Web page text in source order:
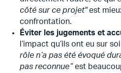
côté sur ce projet"est
confrontation.
Éviter les jugements et
l’impact qu’ils ont eu sur
rôle n’a pas été évoqué
pas reconnue” est